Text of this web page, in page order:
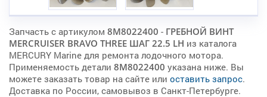
Запчасть с артикулом 8M8022400 - ГРЕБНОЙ ВИНТ
MERCRUISER BRAVO THREE ШАГ 22.5 LH из каталога
MERCURY Marine для ремонта лодочного мотора.
Применяемость детали 8M8022400 указана ниже. Вы
можете заказать товар на сайте или оставить запрос.
Доставка по России, самовывоз в Санкт-Петербурге.